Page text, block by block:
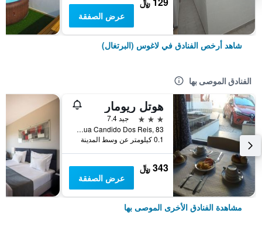
عرض الصفقة
شاهد أرخص الفنادق في لاغوس (البرتغال)
الفنادق الموصى بها
هوتل ريومار
3 نجوم
جيد 7.4
Rua Candido Dos Reis, 83, لاغوس (البرتغال), منطقة فارو, البرتغال
0.1 كيلومتر عن وسط المدينة
343 ﷼
عرض الصفقة
مشاهدة الفنادق الأخرى الموصى بها